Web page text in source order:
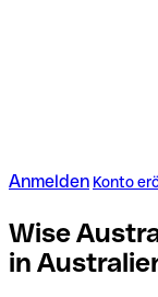
Anmelden Konto
Wise
in